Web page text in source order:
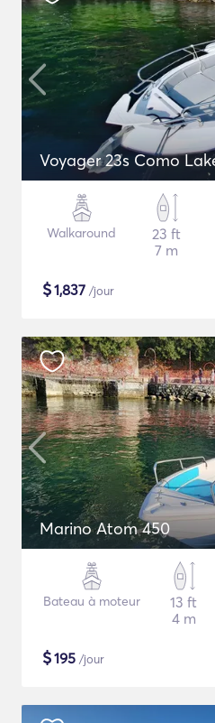
Voyager 23s Como
Walkaround
23 ft
7 m
$1,837 /jour
Marino Atom 450
Bateau à moteur
13 ft
4 m
$195 /jour